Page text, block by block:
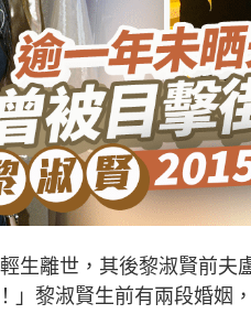
生離世，其後黎淑賢前夫
」黎淑賢生前有兩段婚姻